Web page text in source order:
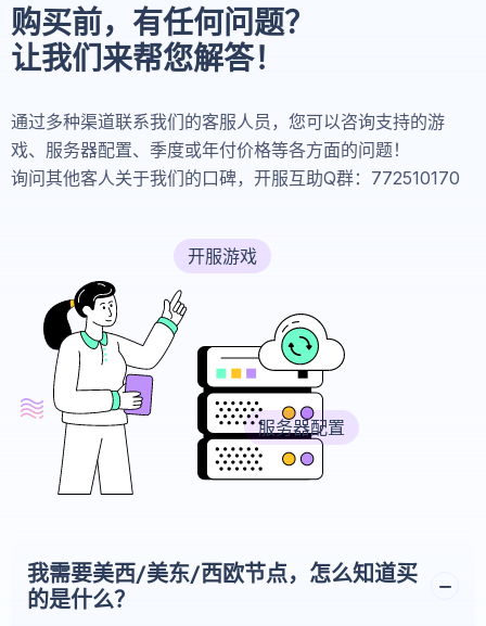
购买前，有任何问题？
让我们来帮您解答！
通过多种渠道联系我们的客服人员，您可以咨询支持的游
戏、服务器配置、季度或年付价格等各方面的问题！
询问其他客人关于我们的口碑，开服互助Q群：772510170
开服游戏
服务器配置
我需要美西/美东/西欧节点，怎么知道买
的是什么？